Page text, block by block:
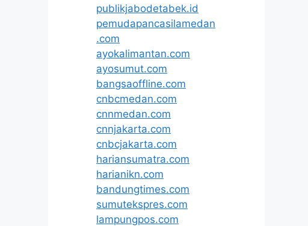
publikjabodetabek.id
pemudapancasilamedan
.com
ayokalimantan.com
ayosumut.com
bangsaoffline.com
cnbcmedan.com
cnnmedan.com
cnnjakarta.com
cnbcjakarta.com
hariansumatra.com
harianikn.com
bandungtimes.com
sumutekspres.com
lampungpos.com